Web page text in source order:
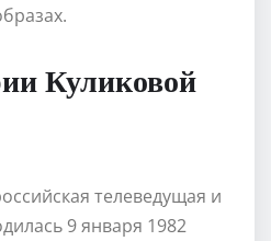
Куликовой
телеведущая и
9 января 1982